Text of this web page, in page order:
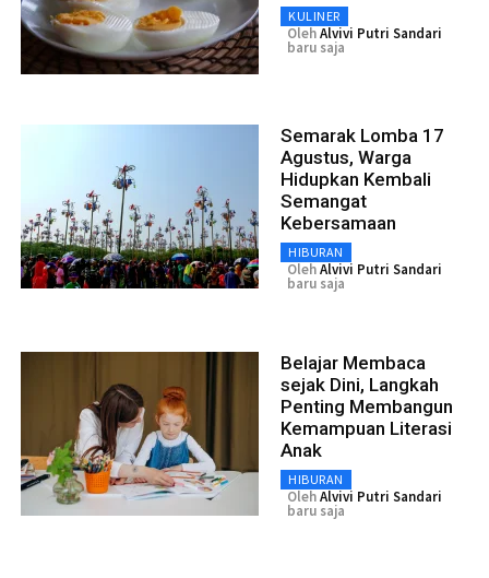
KULINER
OlehAlvivi Putri Sandari
baru saja
Semarak Lomba 17
Agustus, Warga
Hidupkan Kembali
Semangat
Kebersamaan
HIBURAN
OlehAlvivi Putri Sandari
baru saja
Belajar Membaca
sejak Dini, Langkah
Penting Membangun
Kemampuan Literasi
Anak
HIBURAN
OlehAlvivi Putri Sandari
baru saja